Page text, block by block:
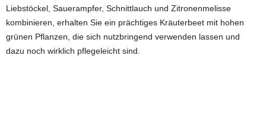
Liebstöckel, Sauerampfer, Schnittlauch und Zitronenmelisse
kombinieren, erhalten Sie ein prächtiges Kräuterbeet mit hohen
grünen Pflanzen, die sich nutzbringend verwenden lassen und
dazu noch wirklich pflegeleicht sind.